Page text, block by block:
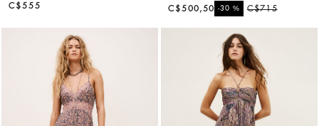
C$555
C$715
-30%
C$500,50